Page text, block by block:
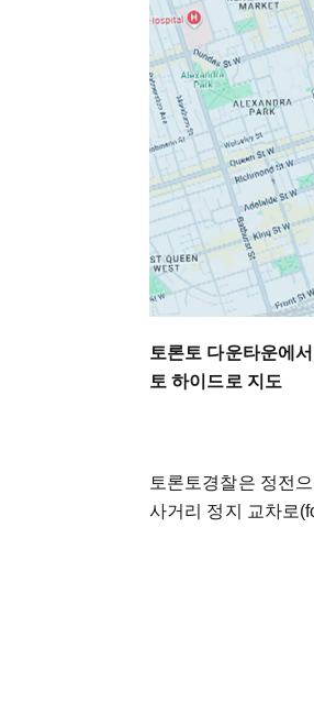
토론토 다운타운에
토 하이드로 지도
토론토경찰은 정전
사거리 정지 교차로